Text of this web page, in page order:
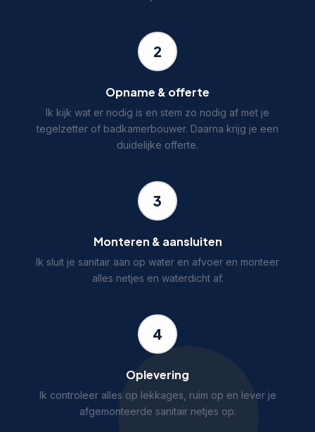
2
Opname & offerte
Ik kijk wat er nodig is en stem zo nodig af met je
tegelzetter of badkamerbouwer. Daarna krijg je een
duidelijke offerte.
3
Monteren & aansluiten
Ik sluit je sanitair aan op water en afvoer en monteer
alles netjes en waterdicht af.
4
Oplevering
Ik controleer alles op lekkages, ruim op en lever je
afgemonteerde sanitair netjes op.